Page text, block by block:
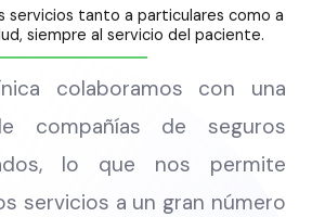
servicios tanto a particulares como a
siempre al servicio del paciente.
colaboramos con una
compañías de seguros
lo que nos permite
servicios a un gran número